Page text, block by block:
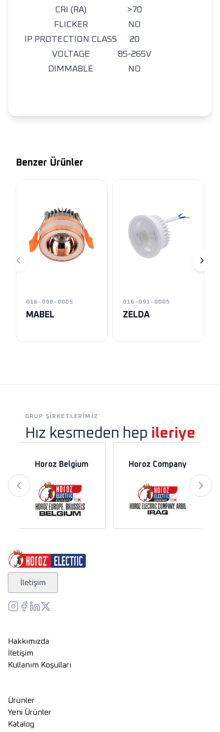
CRI (RA)
>70
FLICKER
NO
IP PROTECTION CLASS
20
VOLTAGE
85-265V
DIMMABLE
NO
Benzer Ürünler
016-098-0005
MABEL
016-091-0005
ZELDA
GRUP ŞIRKETLERIMIZ
Hız kesmeden hep ileriye
Horoz Belgium Horoz Company
İletişim
Hakkımızda
İletişim
Kullanım Koşulları
Ürünler
Yeni Ürünler
Katalog